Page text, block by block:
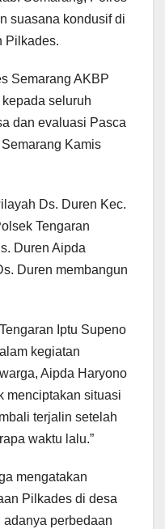
suasana kondusif di
Pilkades.
Semarang AKBP
seluruh
dan evaluasi Pasca
Kamis
Ds. Duren Kec.
Tengaran
Duren Aipda
Duren membangun
Iptu Supeno
kegiatan
Aipda Haryono
menciptakan situasi
terjalin setelah
waktu lalu.”
mengatakan
Pilkades di desa
perbedaan